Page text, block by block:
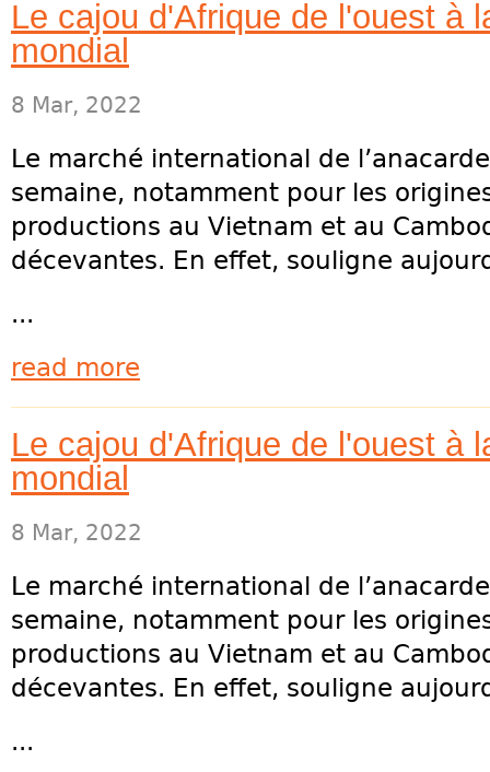
Le cajou d'Afrique de l'ouest à
mondial
8 Mar, 2022
Le marché international de
semaine, notamment pour les
productions au Vietnam et au
décevantes. En effet, souligne
...
read more
Le cajou d'Afrique de l'ouest à
mondial
8 Mar, 2022
Le marché international de
semaine, notamment pour les
productions au Vietnam et au
décevantes. En effet, souligne
...